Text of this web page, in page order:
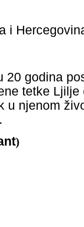
i
20 godina
tetke
u njenom
)